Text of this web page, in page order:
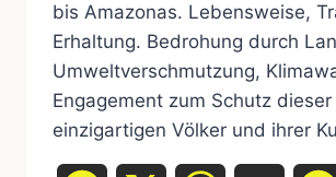
bis Amazonas. Lebensweise,
Erhaltung. Bedrohung durch
Umweltverschmutzung,
Engagement zum Schutz dieser
einzigartigen Völker und ihrer